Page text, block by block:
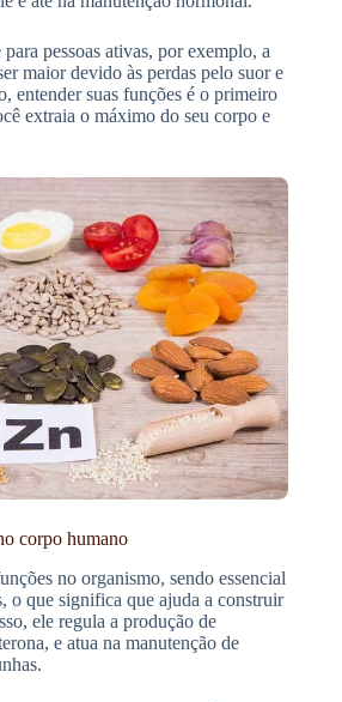
pessoas ativas, por exemplo, a
maior devido às perdas pelo suor e
entender suas funções é o primeiro
extraia o máximo do seu corpo e
corpo humano
no organismo, sendo essencial
o que significa que ajuda a construir
ele regula a produção de
e atua na manutenção de